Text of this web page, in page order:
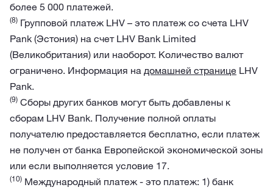
более 5 000 платежей.
(8) Групповой платеж LHV – это платеж со счета LHV
Pank (Эстония) на счет LHV Bank Limited
(Великобритания) или наоборот. Количество валют
ограничено. Информация на домашней странице LHV
Pank.
(9) Сборы других банков могут быть добавлены к
сборам LHV Bank. Получение полной оплаты
получателю предоставляется бесплатно, если платеж
не получен от банка Европейской экономической зоны
или если выполняется условие 17.
(10) Международный платеж - это платеж: 1) банк